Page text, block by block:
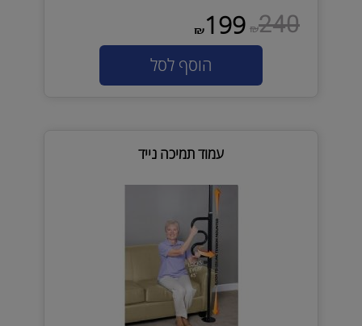
₪240
₪199
הוסף לסל
עמוד תמיכה נייד